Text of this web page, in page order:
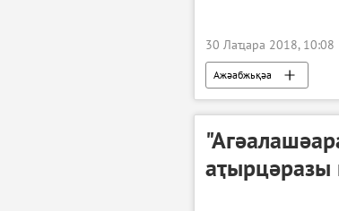
30 Лаҵара 2018, 10:08
Ажәабжьқәа